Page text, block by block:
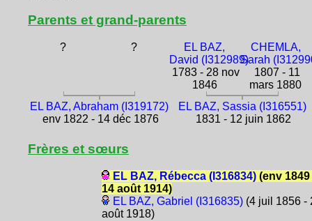
Parents et grand-parents
? ?
EL BAZ,
David (I312989)
1783 - 28 nov
1846
CHEMLA,
Sarah
1807 - 11
mars 1880
EL BAZ, Abraham (I319172)
env 1822 - 14 déc 1876
EL BAZ, Sassia (I316551)
1831 - 12 juin 1862
Frères et sœurs
EL BAZ, Rébecca (I316834)(env 1849
14 août 1914)
EL BAZ, Gabriel (I316835)(4 juil 1856 -
août 1918)